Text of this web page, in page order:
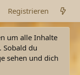
Registrieren
um alle Inhalte
Sobald du
sehen und dich